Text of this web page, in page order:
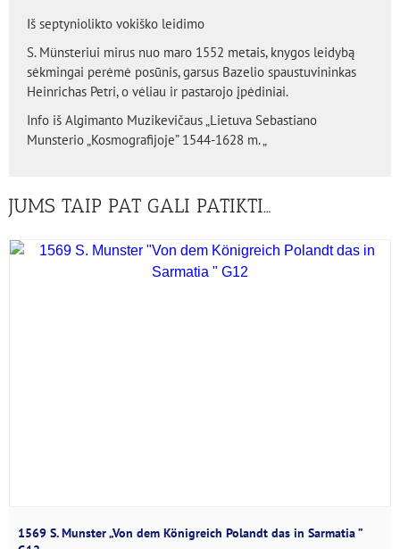
Iš septyniolikto vokiško leidimo
S. Münsteriui mirus nuo maro 1552 metais, knygos leidybą
sėkmingai perėmė posūnis, garsus Bazelio spaustuvininkas
Heinrichas Petri, o vėliau ir pastarojo įpėdiniai.
Info iš Algimanto Muzikevičaus „Lietuva Sebastiano
Munsterio „Kosmografijoje” 1544-1628 m. „
JUMS TAIP PAT GALI PATIKTI…
1569 S. Munster „Von dem Königreich Polandt das in Sarmatia ”